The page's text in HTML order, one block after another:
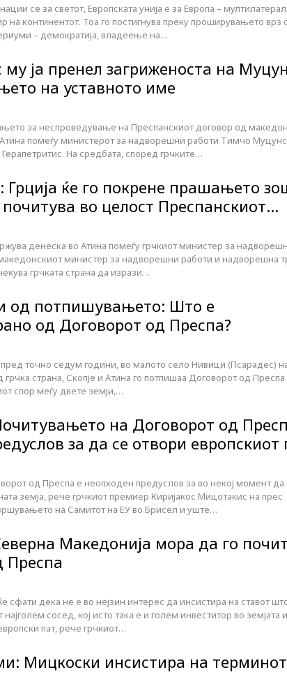
се за светот, Европската унија е за Европа –
на континентот. Тоа го постигнува преку проширувањето врз
– демократија, владеење на…
му ја пренел загриженоста на
на уставното име
за неспроведување на Преспанскиот договор од
помеѓу министерот за надворешни работи Тимчо
Герапетритис. На средбата, според грчките…
Грција ќе го покрене прашањето
почитува во целост Преспанскиот…
денеска во Атина помеѓу грчкиот министер за
македонскиот министер за надворешни работи и надворешна
грчката страна да изрази…
од потпишувањето: Што е
од Договорот од Преспа?
пред точно седум години, во малото село Нивици (Псарадес)
страна, Скопје и Атина го потпишаа Договорот од Преспа
спор меѓу двете земји,…
на Договорот од
за да се отвори европскиот
од Преспа е неопходен предуслов за во некој момент да
земја, рече грчкиот премиер Киријакос Мицотакис на прес
на Самитот на ЕУ во Брисел и уште…
Македонија мора да го
Преспа
сфати дека не е во нејзин интерес да инсистира на ставот
сосед, кој исто така е и голем инвеститор во земјата
пат, рече грчкиот…
Мицкоски инсистира на терминот